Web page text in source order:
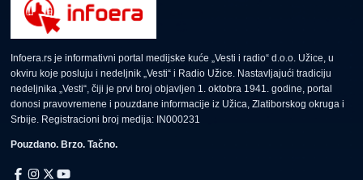
Infoera.rs je informativni portal medijske kuće „Vesti i radio“ d.o.o. Užice, u
okviru koje posluju i nedeljnik „Vesti“ i Radio Užice. Nastavljajući tradiciju
nedeljnika „Vesti“, čiji je prvi broj objavljen 1. oktobra 1941. godine, portal
donosi pravovremene i pouzdane informacije iz Užica, Zlatiborskog okruga i
Srbije. Registracioni broj medija: IN000231
Pouzdano. Brzo. Tačno.